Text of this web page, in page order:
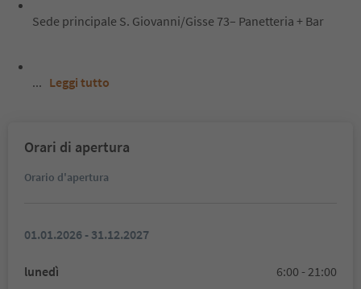
Sede principale S. Giovanni/Gisse 73– Panetteria + Bar
... Leggi tutto
Orari di apertura
Orario d'apertura
01.01.2026 - 31.12.2027
lunedì
6:00 - 21:00